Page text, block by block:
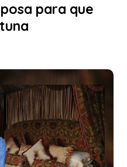
para que